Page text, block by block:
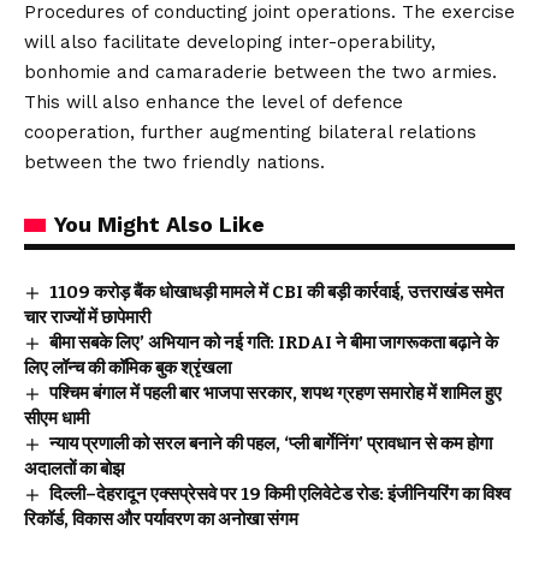
Procedures of conducting joint operations. The exercise
will also facilitate developing inter-operability,
bonhomie and camaraderie between the two armies.
This will also enhance the level of defence
cooperation, further augmenting bilateral relations
between the two friendly nations.
You Might Also Like
₹1109 करोड़ बैंक धोखाधड़ी मामले में CBI की बड़ी कार्रवाई, उत्तराखंड समेत
चार राज्यों में छापेमारी
बीमा सबके लिए’ अभियान को नई गति: IRDAI ने बीमा जागरूकता बढ़ाने के
लिए लॉन्च की कॉमिक बुक श्रृंखला
पश्चिम बंगाल में पहली बार भाजपा सरकार, शपथ ग्रहण समारोह में शामिल हुए
सीएम धामी
न्याय प्रणाली को सरल बनाने की पहल, ‘प्ली बार्गेनिंग’ प्रावधान से कम होगा
अदालतों का बोझ
दिल्ली–देहरादून एक्सप्रेसवे पर 19 किमी एलिवेटेड रोड: इंजीनियरिंग का विश्व
रिकॉर्ड, विकास और पर्यावरण का अनोखा संगम